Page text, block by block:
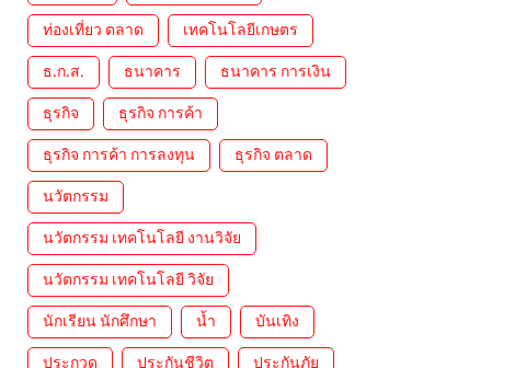
ท่องเที่ยว ตลาด เทคโนโลยีเกษตร
ธ.ก.ส. ธนาคาร ธนาคาร การเงิน
ธุรกิจ ธุรกิจ การค้า
ธุรกิจ การค้า การลงทุน ธุรกิจ ตลาด
นวัตกรรม
นวัตกรรม เทคโนโลยี งานวิจัย
นวัตกรรม เทคโนโลยี วิจัย
นักเรียน นักศึกษา น้ำ บันเทิง
ประกวด ประกันชีวิต ประกันภัย